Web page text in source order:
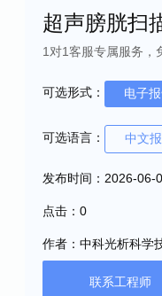
超声膀胱扫
1对1客服专属服务，
可选形式： 电子
可选语言： 中文
发布时间：2026-
点击：0
作者：中科光析科学
联系工程师